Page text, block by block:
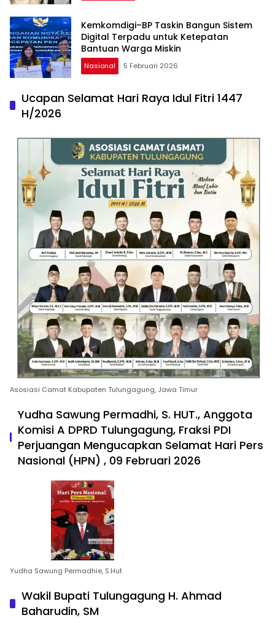
Kemkomdigi–BP Taskin Bangun Sistem
Digital Terpadu untuk Ketepatan
Bantuan Warga Miskin
Nasional 5 Februari 2026
Ucapan Selamat Hari Raya Idul Fitri 1447
H/2026
Asosiasi Camat Kabupaten Tulungagung, Jawa Timur
Yudha Sawung Permadhi, S. HUT., Anggota
Komisi A DPRD Tulungagung, Fraksi PDI
Perjuangan Mengucapkan Selamat Hari Pers
Nasional (HPN) , 09 Februari 2026
Yudha Sawung Permadhie, S.Hut
Wakil Bupati Tulungagung H. Ahmad
Baharudin, SM